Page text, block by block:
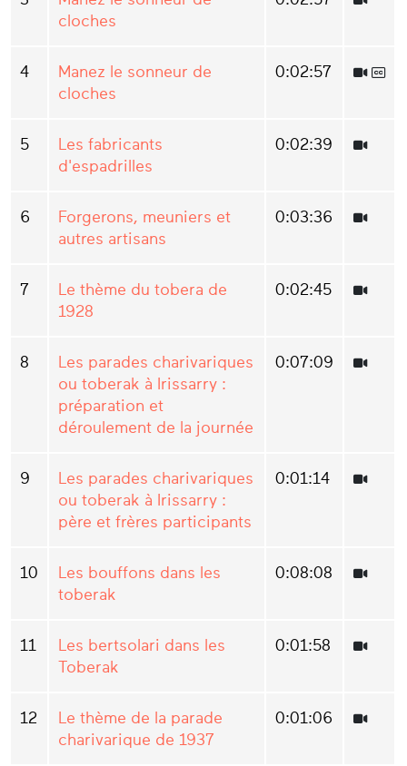
cloches
4
Manez le sonneur de
cloches
0:02:57
5
Les fabricants
d'espadrilles
0:02:39
6
Forgerons, meuniers et
autres artisans
0:03:36
7
Le thème du tobera de
1928
0:02:45
8
Les parades charivariques
ou toberak à Irissarry :
préparation et
déroulement de la journée
0:07:09
9
Les parades charivariques
ou toberak à Irissarry :
père et frères participants
0:01:14
10
Les bouffons dans les
toberak
0:08:08
11
Les bertsolari dans les
Toberak
0:01:58
12
Le thème de la parade
charivarique de 1937
0:01:06